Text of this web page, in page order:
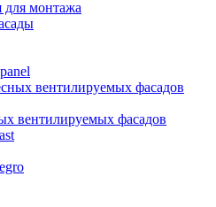
для монтажа
вентилируемых фасадов
вентилируемых фасадов